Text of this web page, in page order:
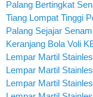
Palang Bertingkat
Tiang Lompat Tinggi
Palang Sejajar
Keranjang Bola Voli
Lempar Martil
Lempar Martil
Lempar Martil